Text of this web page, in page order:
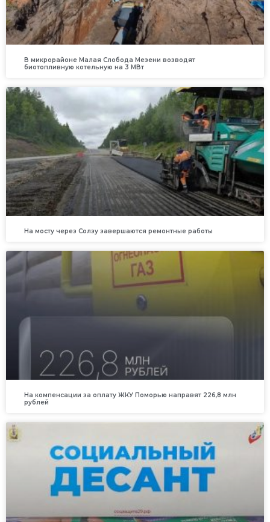
В микрорайоне Малая Слобода Мезени возводят
биотопливную котельную на 3 МВт
На мосту через Солзу завершаются ремонтные работы
На компенсации за оплату ЖКУ Поморью направят 226,8 млн
рублей